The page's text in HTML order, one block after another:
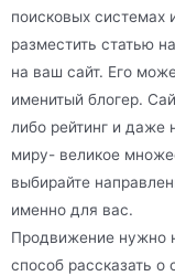
поисковых
разместить статью
на ваш сайт. Его
именитый блогер.
либо рейтинг и даже
миру- великое
выбирайте
именно для вас.
Продвижение нужно
способ рассказать о